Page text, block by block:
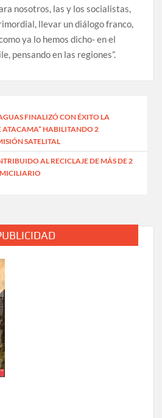
nosotros, las y los socialistas,
llevar un diálogo franco,
ya lo hemos dicho- en el
pensando en las regiones”.
FINALIZÓ CON ÉXITO LA
ATACAMA” HABILITANDO 2
SATELITAL
AL RECICLAJE DE MÁS DE 2